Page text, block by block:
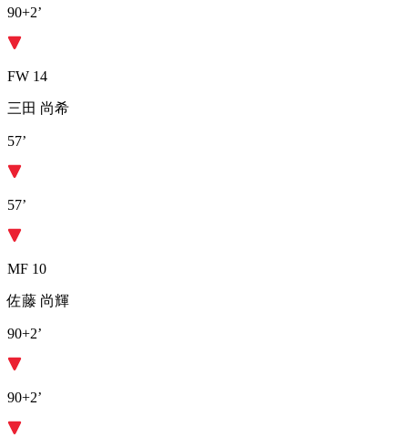
90+2’
FW 14
三田 尚希
57’
57’
MF 10
佐藤 尚輝
90+2’
90+2’